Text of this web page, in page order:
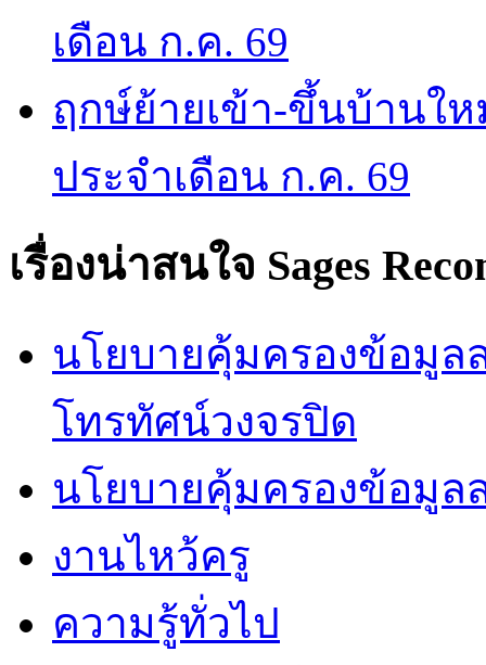
เดือน ก.ค. 69
ฤกษ์ย้ายเข้า-ขึ้นบ้านใ
ประจำเดือน ก.ค. 69
เรื่องน่าสนใจ Sages
นโยบายคุ้มครองข้อมูล
โทรทัศน์วงจรปิด
นโยบายคุ้มครองข้อมูล
งานไหว้ครู
ความรู้ทั่วไป